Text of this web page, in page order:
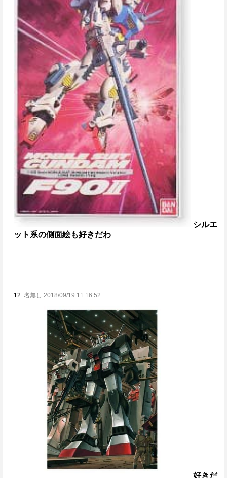
シルエ
ット系の側面絵も好きだわ
12: 名無し 2018/09/19 11:16:52
好きだ